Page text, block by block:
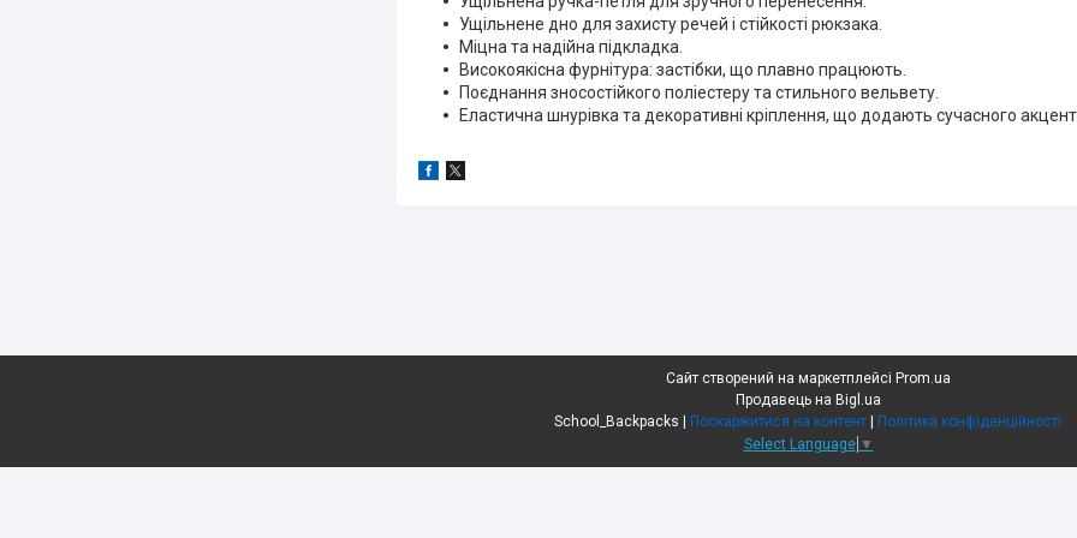
Ущільнене дно для захисту речей і стійкості рюкзака.
Міцна та надійна підкладка.
Високоякісна фурнітура: застібки, що плавно працюють.
Поєднання зносостійкого поліестеру та стильного вельвету.
Еластична шнурівка та декоративні кріплення, що додають сучасного
Сайт створений на маркетплейсі Prom.ua
Продавець на Bigl.ua
Поскаржитися на контент
Політика конфіденційності
Select Language ▼